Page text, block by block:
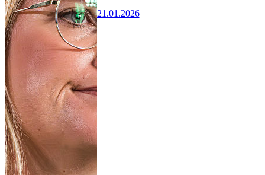
21.01.2026